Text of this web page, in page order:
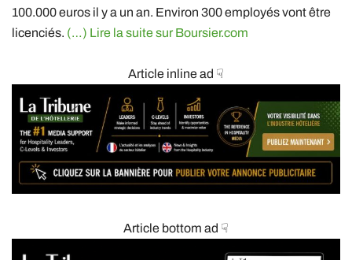
100.000 euros il y a un an. Environ 300 employés vont être
licenciés. (…) Lire la suite sur Boursier.com
Article inline ad ☟
Article bottom ad ☟